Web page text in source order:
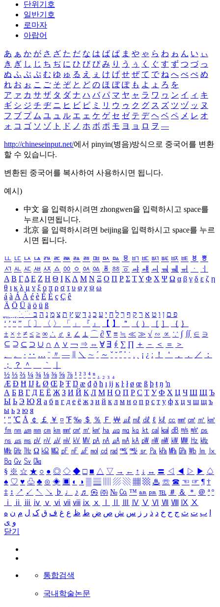
단위기호
일반기호
로마자
아랍어
あ ぁ か が さ ざ た だ な は ば ぱ ま や ゃ ら わ ゎ ん い ぃ
き ぎ し じ ち ぢ に ひ び ぴ み り う ぅ く ぐ す ず つ づ っ
ぬ ふ ぶ ぷ む ゆ ゅ る え ぇ け げ せ ぜ て で ね へ べ ぺ め
れ お ぉ こ ご そ ぞ と ど の ほ ぼ ぽ も よ ょ ろ を
ア ァ カ サ ザ タ ダ ナ ハ バ パ マ ヤ ャ ラ ワ ヮ ン イ ィ キ
ギ シ ジ チ ヂ ニ ヒ ビ ピ ミ リ ウ ゥ ク グ ス ズ ツ ヅ ッ ヌ
フ ブ プ ム ユ ュ ル エ ェ ケ ゲ セ ゼ テ デ ヘ ベ ペ メ レ オ
ォ コ ゴ ソ ゾ ト ド ノ ホ ボ ポ モ ヨ ョ ロ ヲ ―
http://chineseinput.net/에서 pinyin(병음)방식으로 중국어를 변환
할 수 있습니다.
변환된 중국어를 복사하여 사용하시면 됩니다.
예시)
中文 을 입력하시려면 zhongwen을 입력하시고 space를
누르시면됩니다.
北京 을 입력하시려면 beijing을 입력하시고 space를 누르
시면 됩니다.
ㅥ ㅦ ㅧ ㅨ ㅩ ㅪ ㅫ ㅬ ㅭ ㅮ ㅯ ㅰ ㅱ ㅲ ㅳ ㅴ ㅵ ㅶ ㅷ ㅸ
ㅹ
ㅺ ㅻ ㅼ ㅽ ㅾ ㅿ ㆀ ㆁ ㆂ ㆃ ㆄ ㆅ ㆆ ㆇ ㆈ ㆉ ㆊ ㆋ ㆌ ㆍ
ㆎ
Α Β ΓΔ Ε Ζ Η Θ Ι ΚΛ Μ Ν Ξ Ο Π Ρ Σ ΤΥ Φ Χ Ψ Ω α β γ δ ε ζ η
θ ι κ λ μ ν ξ ο π ρ σ τ υ φ χ ψ ω
á à Á À é è É È ç Ç ê
Ä Ö Ü ä ö ü ß
ִֶֹ ֻּ ׁׂ פ ם ן ו ט א ר ק ף ך ל ח י ע כ ג ד ש ץ ת צ מ נ ה ב
‘ ’ “ ” 〔 〕 〈 〉 「 」 『 』 【 】 ＂ （ ） ［ ］ ｛ ｝
± × ÷ ≠ ≤ ≥ ∞ ∴ ♂ ♀ ∠ ⊥ ⌒ ∂ ∇ ≡ ≒ ≪ ≫ √ ∽ ∝ ∵ ∫ ∬ ∈ ∋
⊆ ⊇ ⊂ ⊃ ∪ ∩ ∧ ∨ ￢ ⇒ ⇔ ∀ ∃ ∮ ∑ ∏ ＋ － ＜ ＝
＞
、
。 · ‥ … ¨ 〃 ― ＼ ∼ ´ ～ ˇ ˘ ˝ ˚ ˙ ¸ ¡ ¿ ː ！ ＇ ， ． ／
：
；
？ ＾ ｀
½ ⅓ ⅔ ¼ ¾ ⅛ ⅜ ⅝ ⅞ ¹ ² ³ ⁴ ⁿ ₁ ₂ ₃ ₄
Æ Ð Ħ Ĳ Ł Ø Œ Þ Ŧ Ŋ æ đ ð ħ ı ĳ ĸ ŀ ł ø œ ß þ ŧ ŋ ŉ
А Б В Г Д Е Ё Ж З И Й К Л М Н О П Р С Т У Ф Х Ц Ч Ш Щ Ъ
Ы Ь Э Ю Я а б в г д е ё ж з и й к л м н о п р с т у ф х ц ч ш щ ъ
ы ь э ю я
′ ″ ℃ Å ￠ ￡ ￥ ¤ ℉ ‰ ＄ ％ Ｆ ￦ ㎕ ㎖ ㎗ ℓ ㎘ ㏄ ㎣ ㎤ ㎥ ㎦
㎙ ㎚ ㎛ ㎜ ㎝ ㎞ ㎟ ㎠ ㎡ ㎢ ㏊ ㎍ ㎎ ㎏ ㏏ ㎈ ㎉ ㏈ ㎧ ㎨ ㎰
㎱ ㎲ ㎳ ㎴ ㎵ ㎶ ㎷ ㎸ ㎹ ㎀ ㎁ ㎂ ㎃ ㎄ ㎺ ㎻ ㎽ ㎾ ㎿ ㎐ ㎑
㎒ ㎓ ㎔ Ω ㏀ ㏁ ㎊ ㎋ ㎌ ㏖ ㏅ ㎭ ㎮ ㎯ ㏛ ㎩ ㎪ ㎫ ㎬ ㏝ ㏐
㏓
㏃ ㏉ ㏜ ㏆
§ ※ ☆ ★ ○ ● ◎ ◇ ◆ □ ■ △ ▽ → ← ↑ ↓ ↔ 〓 ◁ ◀ ▷ ▶ ♤
♠ ♡ ♥ ♧ ♣ ⊙ ◈ ▣ ◐ ◑ ▒ ▤ ▨ ▧ ▦ ▩ ♨ ☏ ☎ ☜ ☞ ¶ †
‡ ↕ ↗ ↙ ↖ ↘ ♭ ♩ ♪ ♬ ㉿ ㈜ № ㏇ ™ ㏂ ㏘ ℡ ＃ ＆ ＊ ＠ ª º
ⅰ
ⅱ ⅲ ⅳ ⅴ ⅵ ⅶ ⅷ ⅸ ⅹ Ⅳ Ⅴ Ⅵ Ⅶ Ⅷ Ⅸ Ⅹ
ب ت ث ج ح خ د ذ ر ز س ش ص ض ط ظ ع غ ف ق ک ل م ن ه
و ی
닫기
통합검색
국내학술논문